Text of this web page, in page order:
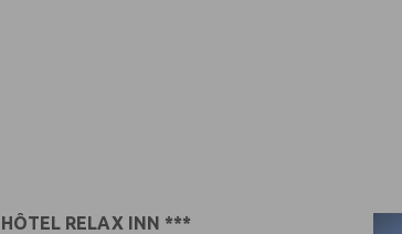
HÔTEL RELAX INN ***